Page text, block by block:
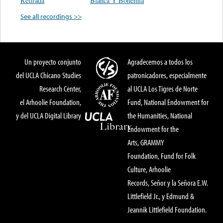
See all recordings >>
Un proyecto conjunto
del UCLA Chicano Studies
Research Center,
el Arhoolie Foundation,
y del UCLA Digital Library
Agradecemos a todos los
patronicadores, especialmente
al UCLA Los Tigres de Norte
Fund, National Endowment for
the Humanities, National
Endowment for the
Arts, GRAMMY
Foundation, Fund for Folk
Culture, Arhoolie
Records, Señor y la Señora E.W.
Littlefield Jr., y Edmund &
Jeannik Littlefield Foundation.